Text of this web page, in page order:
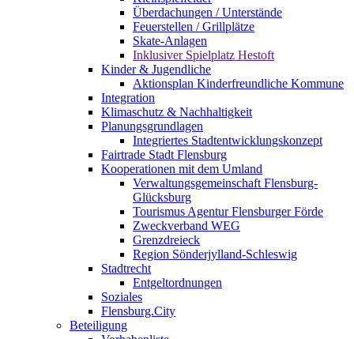
Überdachungen / Unterstände
Feuerstellen / Grillplätze
Skate-Anlagen
Inklusiver Spielplatz Hestoft
Kinder & Jugendliche
Aktionsplan Kinderfreundliche Kommune
Integration
Klimaschutz & Nachhaltigkeit
Planungsgrundlagen
Integriertes Stadtentwicklungskonzept
Fairtrade Stadt Flensburg
Kooperationen mit dem Umland
Verwaltungsgemeinschaft Flensburg-
Glücksburg
Tourismus Agentur Flensburger Förde
Zweckverband WEG
Grenzdreieck
Region Sönderjylland-Schleswig
Stadtrecht
Entgeltordnungen
Soziales
Flensburg.City
Beteiligung